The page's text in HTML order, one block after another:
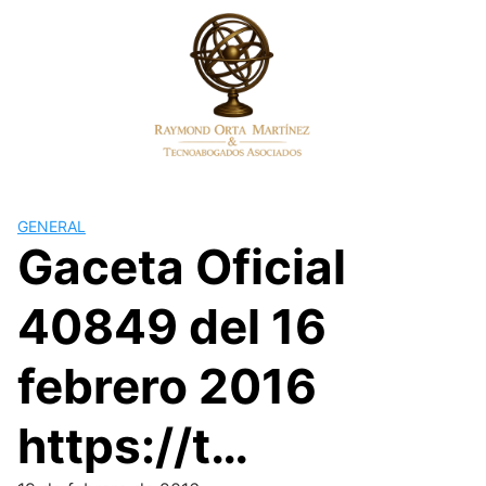
GENERAL
Gaceta Oficial
40849 del 16
febrero 2016
https://t…